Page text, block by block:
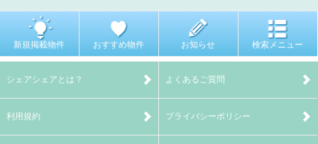
新規掲載物件 おすすめ物件 お知らせ 検索メニュー
シェアシェアとは？ よくあるご質問
利用規約 プライバシーポリシー